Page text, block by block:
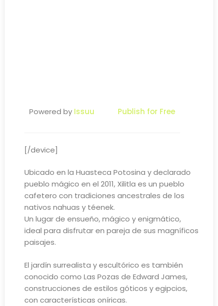
Powered by Issuu Publish for Free
[/device]
Ubicado en la Huasteca Potosina y declarado
pueblo mágico en el 2011, Xilitla es un pueblo
cafetero con tradiciones ancestrales de los
nativos nahuas y téenek.
Un lugar de ensueño, mágico y enigmático,
ideal para disfrutar en pareja de sus magníficos
paisajes.
El jardín surrealista y escultórico es también
conocido como Las Pozas de Edward James,
construcciones de estilos góticos y egipcios,
con características oníricas.